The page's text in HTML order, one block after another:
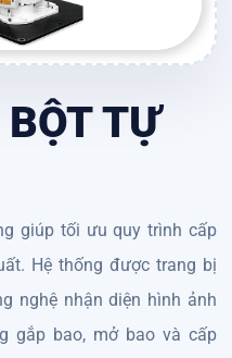
TỰ
giúp tối ưu quy trình cấp
Hệ thống được trang bị
nghệ nhận diện hình ảnh
gắp bao, mở bao và cấp